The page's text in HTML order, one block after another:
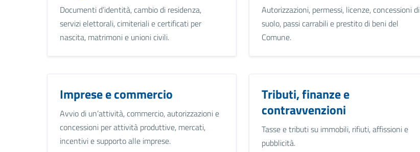
Documenti d’identità, cambio di residenza,
servizi elettorali, cimiteriali e certificati per
nascita, matrimoni e unioni civili.
Autorizzazioni, permessi, licenze, concessioni di
suolo, passi carrabili e prestito di beni del
Comune.
Imprese e commercio
Avvio di un’attività, commercio, autorizzazioni e
concessioni per attività produttive, mercati,
incentivi e supporto alle imprese.
Tributi, finanze e
contravvenzioni
Tasse e tributi su immobili, rifiuti, affissioni e
pubblicità.